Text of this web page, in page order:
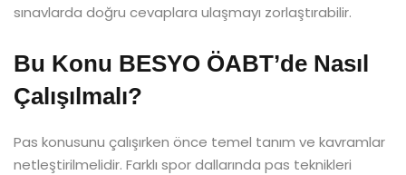
sınavlarda doğru cevaplara ulaşmayı zorlaştırabilir.
Bu Konu BESYO ÖABT’de Nasıl
Çalışılmalı?
Pas konusunu çalışırken önce temel tanım ve kavramlar
netleştirilmelidir. Farklı spor dallarında pas teknikleri